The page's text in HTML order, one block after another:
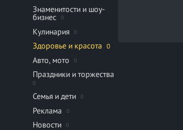
Знаменитости и шоу-
бизнес
0
Кулинария 0
Здоровье и красота 0
Авто, мото 0
Праздники и торжества
0
Семья и дети 0
Реклама 0
Новости 0